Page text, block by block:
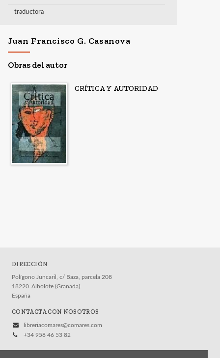
traductora
Juan Francisco G. Casanova
Obras del autor
CRÍTICA Y AUTORIDAD
DIRECCIÓN
Polígono Juncaril, c/ Baza, parcela 208
18220 Albolote (Granada)
España
CONTACTA CON NOSOTROS
libreriacomares@comares.com
+34 958 46 53 82